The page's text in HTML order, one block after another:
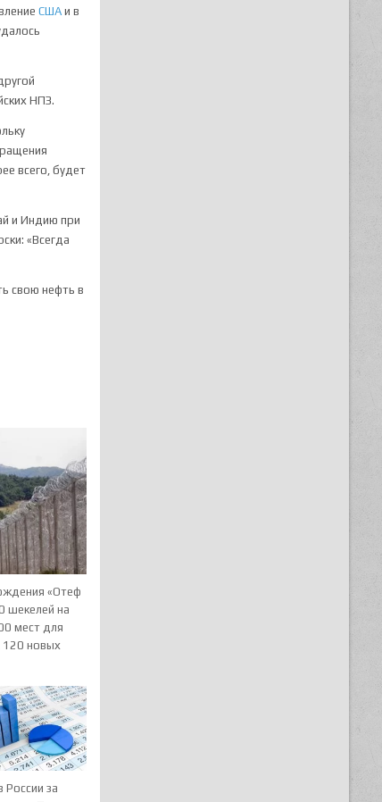
США и в
НПЗ.
всего, будет
и Индию ‌при
«Всегда
свою нефть в
«Отеф
шекелей на
мест для
120 новых
России за